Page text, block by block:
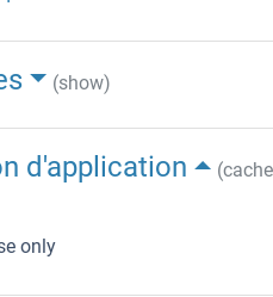
(show)
d'application
only